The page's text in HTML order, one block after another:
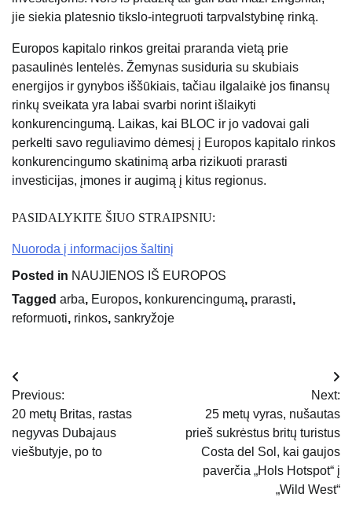
jie siekia platesnio tikslo-integruoti tarpvalstybinę rinką.
Europos kapitalo rinkos greitai praranda vietą prie
pasaulinės lentelės. Žemynas susiduria su skubiais
energijos ir gynybos iššūkiais, tačiau ilgalaikė jos finansų
rinkų sveikata yra labai svarbi norint išlaikyti
konkurencingumą. Laikas, kai BLOC ir jo vadovai gali
perkelti savo reguliavimo dėmesį į Europos kapitalo rinkos
konkurencingumo skatinimą arba rizikuoti prarasti
investicijas, įmones ir augimą į kitus regionus.
PASIDALYKITE ŠIUO STRAIPSNIU:
Nuoroda į informacijos šaltinį
Posted in NAUJIENOS IŠ EUROPOS
Tagged arba, Europos, konkurencingumą, prarasti,
reformuoti, rinkos, sankryžoje
Navigacija
tarp
įrašų
Previous:
20 metų Britas, rastas
negyvas Dubajaus
viešbutyje, po to
Next:
25 metų vyras, nušautas
prieš sukrėstus britų turistus
Costa del Sol, kai gaujos
paverčia „Hols Hotspot“ į
„Wild West“